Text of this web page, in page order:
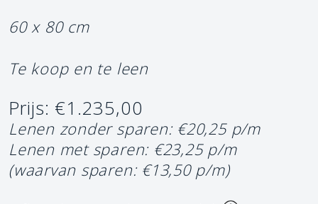
60 x 80 cm
Te koop en te leen
Prijs: €1.235,00
Lenen zonder sparen: €20,25 p/m
Lenen met sparen: €23,25 p/m
(waarvan sparen: €13,50 p/m)